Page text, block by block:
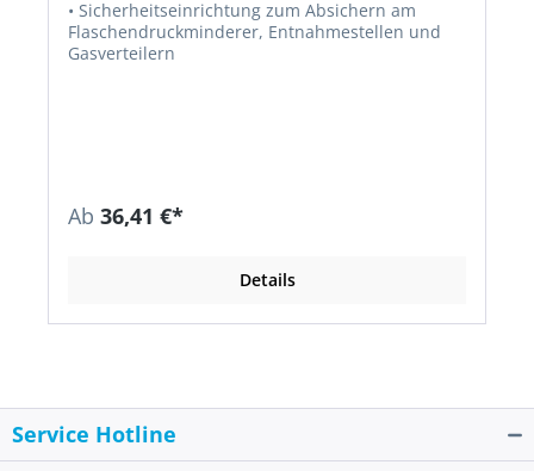
• Sicherheitseinrichtung zum Absichern am
Flaschendruckminderer, Entnahmestellen und
Gasverteilern
Ab 36,41 €*
Details
Service Hotline